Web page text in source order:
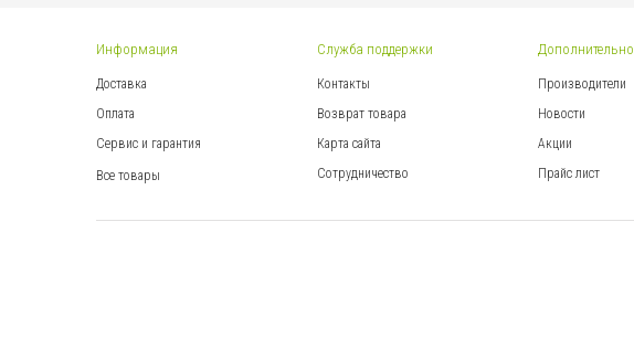
Информация
Доставка
Оплата
Сервис и гарантия
Все товары
Служба поддержки
Контакты
Возврат товара
Карта сайта
Сотрудничество
Дополнительно
Производители
Новости
Акции
Прайс лист